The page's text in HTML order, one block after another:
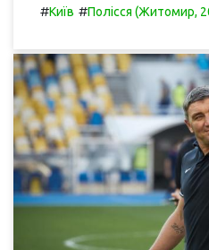
#Київ #Полісся (Житомир,